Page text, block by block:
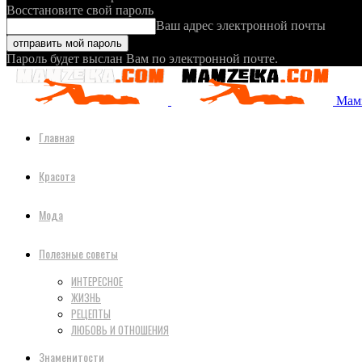
Восстановите свой пароль
Ваш адрес электронной почты
Пароль будет выслан Вам по электронной почте.
Главная
Красота
Мода
Полезные советы
ИНТЕРЕСНОЕ
ЖИЗНЬ
РЕЦЕПТЫ
ЛЮБОВЬ И ОТНОШЕНИЯ
Знаменитости